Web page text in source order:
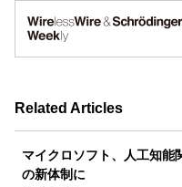
Related Articles
マイクロソフト、人工知能
の新体制に